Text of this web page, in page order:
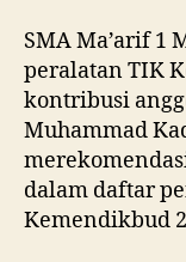
SMA Ma’arif 1
peralatan TIK
kontribusi
Muhammad
dalam daftar
Kemendikbud